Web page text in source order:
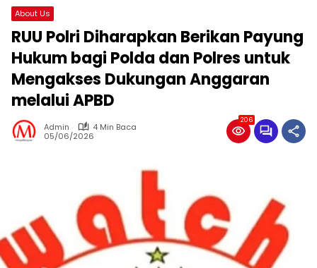
About Us
RUU Polri Diharapkan Berikan Payung
Hukum bagi Polda dan Polres untuk
Mengakses Dukungan Anggaran
melalui APBD
Admin
4 Min Baca
05/06/2026
206